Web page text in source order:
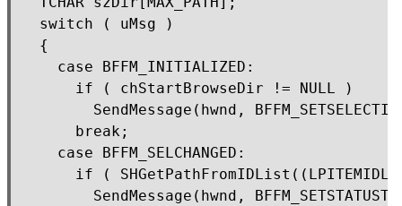
  switch ( uMsg )
  {
    case BFFM_INITIALIZED:
      if ( chStartBrowseDir != NULL )
SendMessage(hwnd,
      break;
    case BFFM_SELCHANGED:
if (
SendMessage(hwnd,